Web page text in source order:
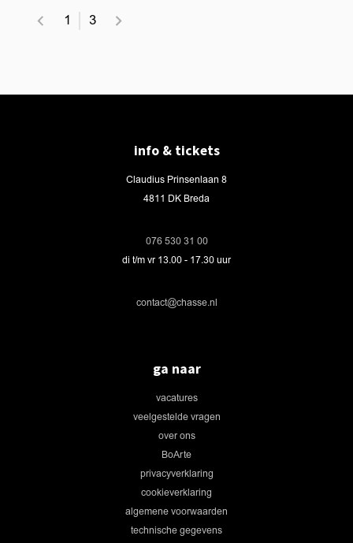
1 3
info & tickets
Claudius Prinsenlaan 8
4811 DK Breda
076 530 31 00
di t/m vr 13.00 - 17.30 uur
contact@chasse.nl
ga naar
vacatures
veelgestelde vragen
over ons
BoArte
privacyverklaring
cookieverklaring
algemene voorwaarden
technische gegevens